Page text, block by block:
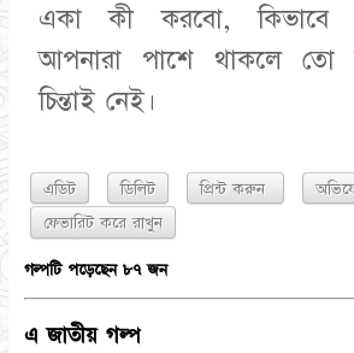
একা কী করবো, কিভাবে
আপনারা পাশে থাকলে
এডিট ডিলিট প্রিন্ট করুন
গল্পটি পড়েছেন ৮৭ জন
এ জাতীয় গল্প